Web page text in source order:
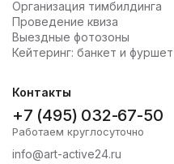
Организация тимбилдинга
Проведение квиза
Выездные фотозоны
Кейтеринг: банкет и фуршет
Контакты
+7 (495) 032-67-50
Работаем круглосуточно
info@art-active24.ru